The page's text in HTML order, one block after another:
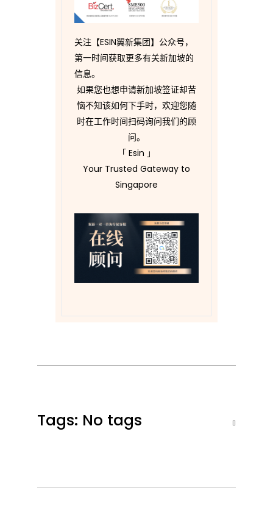
关注【ESIN翼新集团】公众号，
第一时间获取更多有关新加坡的
信息。
如果您也想申请新加坡签证却苦
恼不知该如何下手时，欢迎您随
时在工作时间扫码询问我们的顾
问。
「 Esin 」
Your Trusted Gateway to
Singapore
Tags: No tags